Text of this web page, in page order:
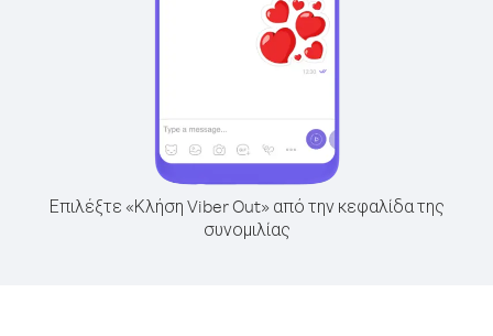
Επιλέξτε «Κλήση Viber Out» από την κεφαλίδα της
συνομιλίας